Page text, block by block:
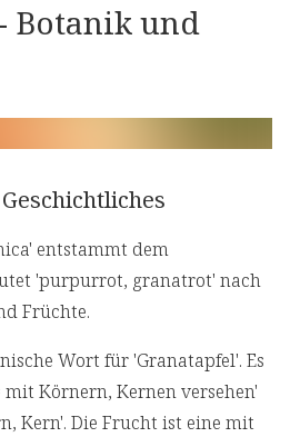
Botanik und
entstammt dem
'purpurrot, granatrot' nach
Früchte.
Wort für 'Granatapfel'. Es
Körnern, Kernen versehen'
Kern'. Die Frucht ist eine mit